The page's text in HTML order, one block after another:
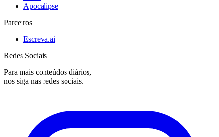
Apocalipse
Parceiros
Escreva.ai
Redes Sociais
Para mais conteúdos diários,
nos siga nas redes sociais.